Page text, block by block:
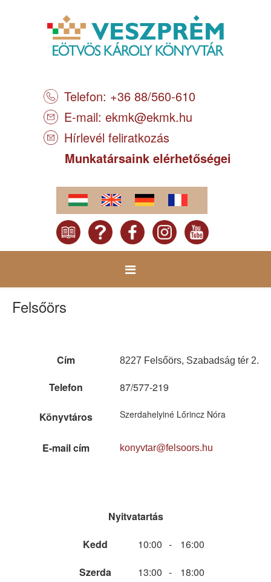
Telefon: +36 88/560-610
E-mail: ekmk@ekmk.hu
Hírlevél feliratkozás
Munkatársaink elérhetőségei
Felsőörs
Cím 8227 Felsőörs, Szabadság tér 2.
Telefon 87/577-219
Könyvtáros Szerdahelyiné Lőrincz Nóra
E-mail cím konyvtar@felsoors.hu
Nyitvatartás
Kedd
10:00 -
16:00
Szerda
13:00 -
18:00